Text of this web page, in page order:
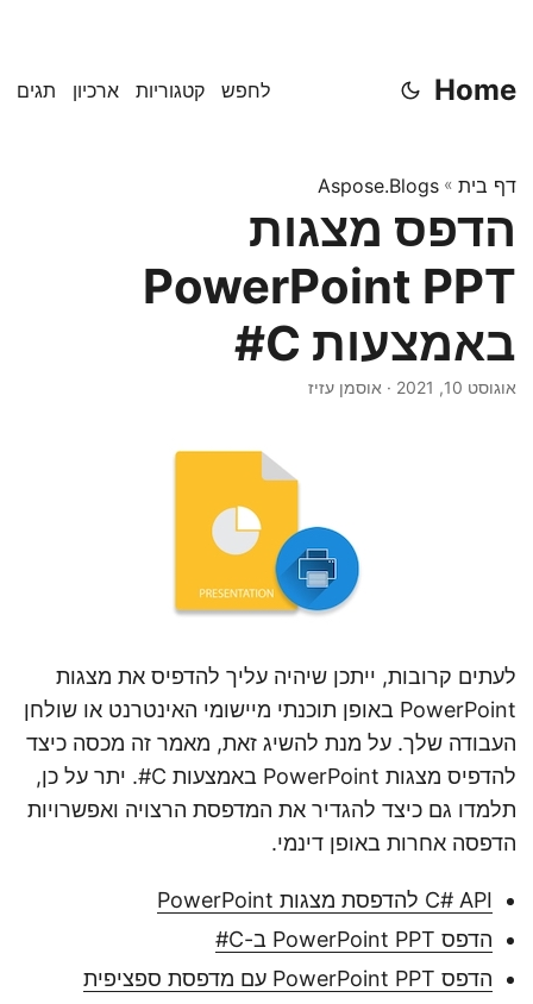
Home לחפש קטגוריות ארכיון תגים
דף בית »
Aspose.Blogs
הדפס מצגות
PowerPoint PPT
באמצעות C#
אוגוסט 10, 2021 · אוסמן עזיז
לעתים קרובות, ייתכן שיהיה עליך להדפיס את מצגות
PowerPoint באופן תוכנתי מיישומי האינטרנט או שולחן
העבודה שלך. על מנת להשיג זאת, מאמר זה מכסה כיצד
להדפיס מצגות PowerPoint באמצעות C#. יתר על כן,
תלמדו גם כיצד להגדיר את המדפסת הרצויה ואפשרויות
הדפסה אחרות באופן דינמי.
C# API להדפסת מצגות PowerPoint
הדפס PowerPoint PPT ב-C#
הדפס PowerPoint PPT עם מדפסת ספציפית